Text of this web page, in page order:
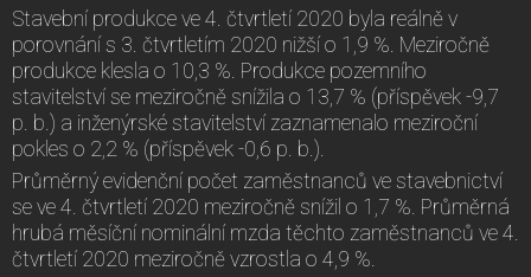
Stavební produkce ve 4. čtvrtletí 2020 byla reálně v
porovnání s 3. čtvrtletím 2020 nižší o 1,9 %. Meziročně
produkce klesla o 10,3 %. Produkce pozemního
stavitelství se meziročně snížila o 13,7 % (příspěvek -9,7
p. b.) a inženýrské stavitelství zaznamenalo meziroční
pokles o 2,2 % (příspěvek -0,6 p. b.).
Průměrný evidenční počet zaměstnanců ve stavebnictví
se ve 4. čtvrtletí 2020 meziročně snížil o 1,7 %. Průměrná
hrubá měsíční nominální mzda těchto zaměstnanců ve 4.
čtvrtletí 2020 meziročně vzrostla o 4,9 %.